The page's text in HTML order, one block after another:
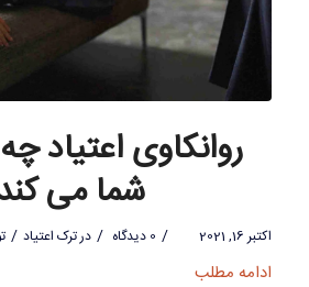
روانکاوی اعتیاد
شما می
اکتبر 16, 2021 / 0 دیدگاه / درترک اعتیاد /
ادامه مطلب